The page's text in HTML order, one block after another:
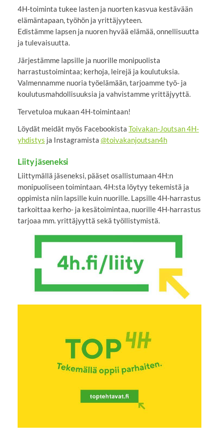
4H-toiminta tukee lasten ja nuorten kasvua kestävään
elämäntapaan, työhön ja yrittäjyyteen.
Edistämme lapsen ja nuoren hyvää elämää, onnellisuutta
ja tulevaisuutta.
Järjestämme lapsille ja nuorille monipuolista
harrastustoimintaa; kerhoja, leirejä ja koulutuksia.
Valmennamme nuoria työelämään, tarjoamme työ- ja
koulutusmahdollisuuksia ja vahvistamme yrittäjyyttä.
Tervetuloa mukaan 4H-toimintaan!
Löydät meidät myös Facebookista Toivakan-Joutsan 4H-
yhdistys ja Instagramista @toivakanjoutsan4h
Liity jäseneksi
Liittymällä jäseneksi, pääset osallistumaan 4H:n
monipuoliseen toimintaan. 4H:sta löytyy tekemistä ja
oppimista niin lapsille kuin nuorille. Lapsille 4H-harrastus
tarkoittaa kerho- ja kesätoimintaa, nuorille 4H-harrastus
tarjoaa mm. yrittäjyyttä sekä työllistymistä.